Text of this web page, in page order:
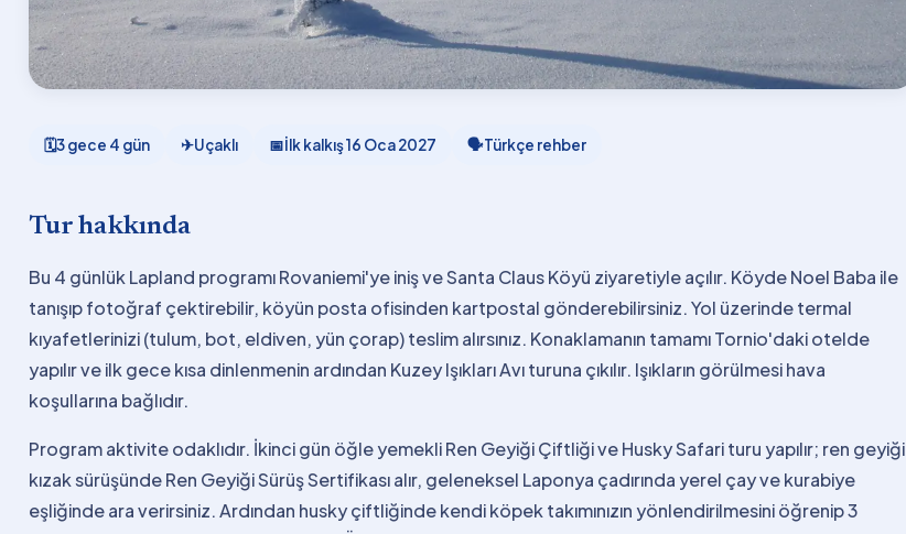
🗓3 gece 4 gün ✈Uçaklı 📅İlk kalkış16 Oca 2027 🗣Türkçe rehber
Tur hakkında
Bu 4 günlük Lapland programı Rovaniemi'ye iniş ve Santa Claus Köyü ziyaretiyle açılır. Köyde Noel Baba ile
tanışıp fotoğraf çektirebilir, köyün posta ofisinden kartpostal gönderebilirsiniz. Yol üzerinde termal
kıyafetlerinizi (tulum, bot, eldiven, yün çorap) teslim alırsınız. Konaklamanın tamamı Tornio'daki otelde
yapılır ve ilk gece kısa dinlenmenin ardından Kuzey Işıkları Avı turuna çıkılır. Işıkların görülmesi hava
koşullarına bağlıdır.
Program aktivite odaklıdır. İkinci gün öğle yemekli Ren Geyiği Çiftliği ve Husky Safari turu yapılır; ren geyiği
kızak sürüşünde Ren Geyiği Sürüş Sertifikası alır, geleneksel Laponya çadırında yerel çay ve kurabiye
eşliğinde ara verirsiniz. Ardından husky çiftliğinde kendi köpek takımınızın yönlendirilmesini öğrenip 3